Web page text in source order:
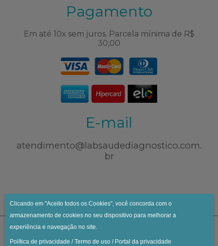
Pagamento
Em até 10x sem juros. Parcela mínima de R$
30,00
E-mail
atendimento@labsaudediagnostico.com.
br
Clicando em "Aceito todos os Cookies", você concorda com o
armazenamento de cookies no seu dispositivo para melhorar a
experiência e navegação no site.
Política de privacidade /Termo de uso / Portal da privacidade